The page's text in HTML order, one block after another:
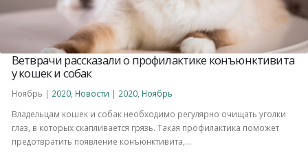
Ветврачи рассказали о профилактике конъюнктивита
у кошек и собак
Ноябрь | 2020 Новости | 2020 Ноябрь
Владельцам кошек и собак необходимо регулярно очищать уголки
глаз, в которых скапливается грязь. Такая профилактика поможет
предотвратить появление конъюнктивита,...